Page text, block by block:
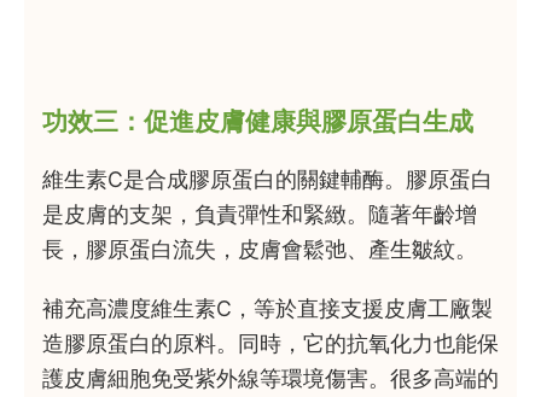
功效三：促進皮膚健康與膠原蛋白生成
維生素C是合成膠原蛋白的關鍵輔酶。膠原蛋白
是皮膚的支架，負責彈性和緊緻。隨著年齡增
長，膠原蛋白流失，皮膚會鬆弛、產生皺紋。
補充高濃度維生素C，等於直接支援皮膚工廠製
造膠原蛋白的原料。同時，它的抗氧化力也能保
護皮膚細胞免受紫外線等環境傷害。很多高端的